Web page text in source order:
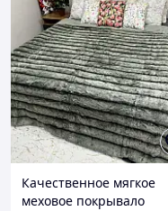
Качественное мягкое
меховое покрывало